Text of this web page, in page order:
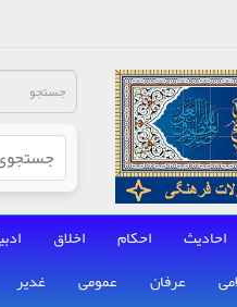
احادیث احکام اخلاق
عرفان عمومی غدیر